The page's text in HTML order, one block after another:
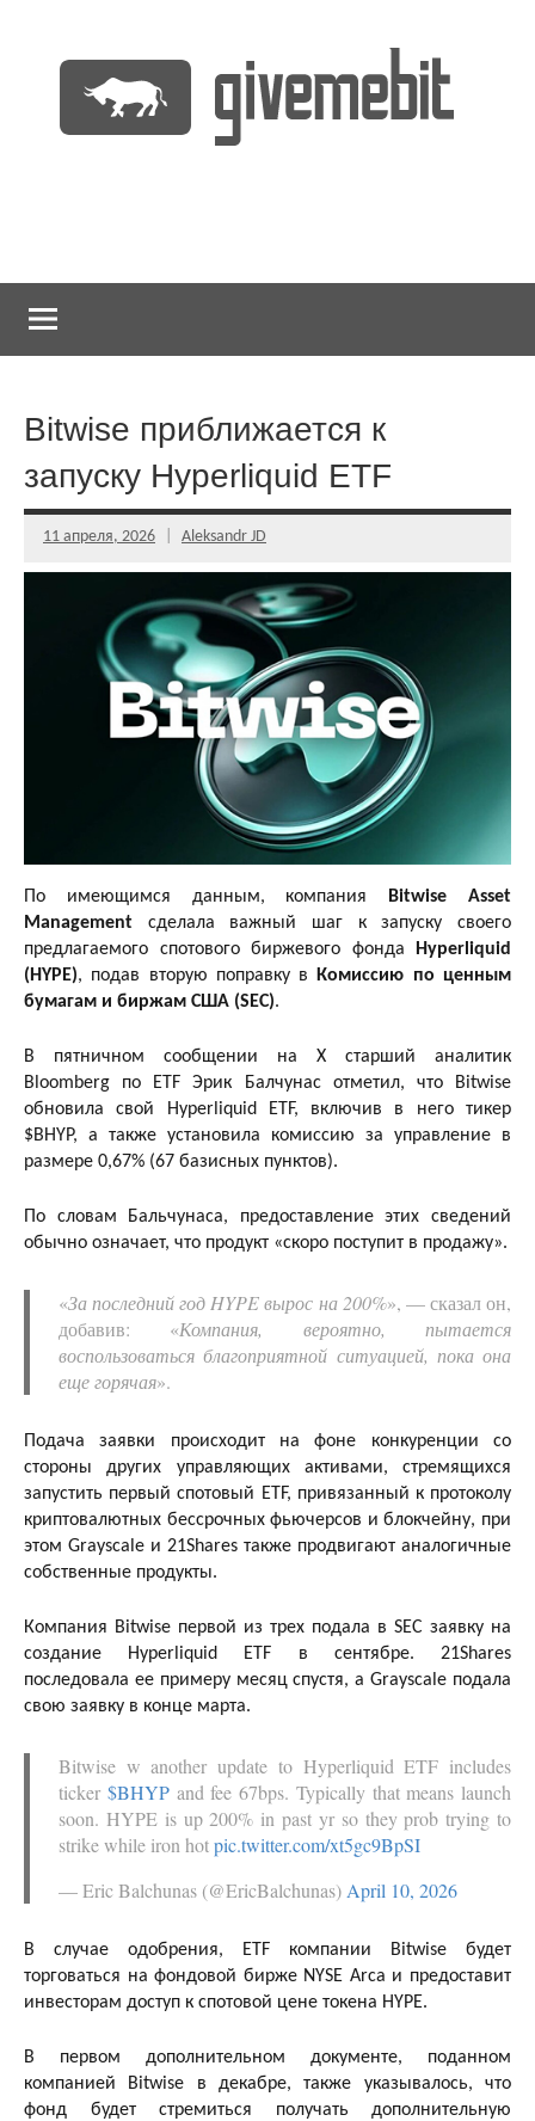
содержимому
Bitwise приближается к
запуску Hyperliquid ETF
11 апреля, 2026 Aleksandr JD
По имеющимся данным, компания
Bitwise Asset
Management сделала важный шаг к запуску своего
предлагаемого спотового биржевого фонда
Hyperliquid
(HYPE), подав вторую поправку в Комиссию по ценным
бумагам и биржам США (SEC).
В пятничном сообщении на X старший аналитик
Bloomberg по ETF Эрик Балчунас отметил, что Bitwise
обновила свой Hyperliquid ETF, включив в него тикер
$BHYP, а также установила комиссию за управление в
размере 0,67% (67 базисных пунктов).
По словам Бальчунаса, предоставление этих сведений
обычно означает, что продукт «скоро поступит в продажу».
«За последний год HYPE вырос на 200%», — сказал он,
добавив: «Компания, вероятно, пытается
воспользоваться благоприятной ситуацией, пока она
еще горячая».
Подача заявки происходит на фоне конкуренции со
стороны других управляющих активами, стремящихся
запустить первый спотовый ETF, привязанный к протоколу
криптовалютных бессрочных фьючерсов и блокчейну, при
этом Grayscale и 21Shares также продвигают аналогичные
собственные продукты.
Компания Bitwise первой из трех подала в SEC заявку на
создание Hyperliquid ETF в сентябре. 21Shares
последовала ее примеру месяц спустя, а Grayscale подала
свою заявку в конце марта.
Bitwise w another update to Hyperliquid ETF includes
ticker $BHYPand fee 67bps. Typically that means launch
soon. HYPE is up 200% in past yr so they prob trying to
strike while iron hotpic.twitter.com/xt5gc9BpSI
— Eric Balchunas (@EricBalchunas) April 10, 2026
В случае одобрения, ETF компании Bitwise будет
торговаться на фондовой бирже NYSE Arca и предоставит
инвесторам доступ к спотовой цене токена HYPE.
В первом дополнительном документе, поданном
компанией Bitwise в декабре, также указывалось, что
фонд будет стремиться получать дополнительную